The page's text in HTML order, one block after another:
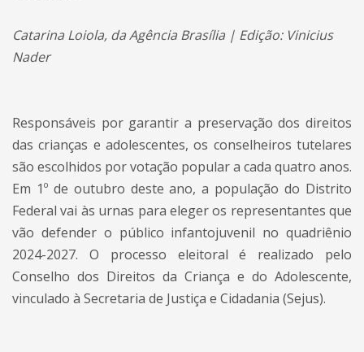
Catarina Loiola, da Agência Brasília | Edição: Vinicius
Nader
Responsáveis por garantir a preservação dos direitos
das crianças e adolescentes, os conselheiros tutelares
são escolhidos por votação popular a cada quatro anos.
Em 1º de outubro deste ano, a população do Distrito
Federal vai às urnas para eleger os representantes que
vão defender o público infantojuvenil no quadriênio
2024-2027. O processo eleitoral é realizado pelo
Conselho dos Direitos da Criança e do Adolescente,
vinculado à Secretaria de Justiça e Cidadania (Sejus).